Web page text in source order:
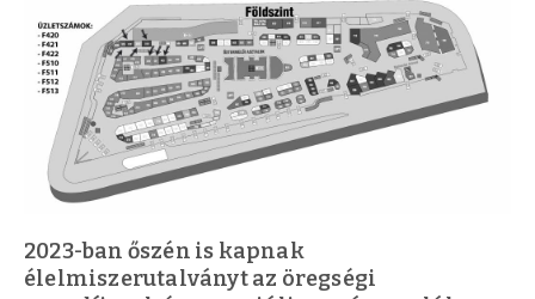
2023-ban őszén is kapnak
élelmiszerutalványt az öregségi